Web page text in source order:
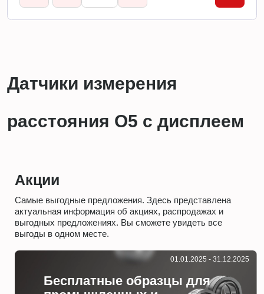
Датчики измерения
расстояния О5 с дисплеем
Акции
Самые выгодные предложения. Здесь представлена
актуальная информация об акциях, распродажах и
выгодных предложениях. Вы сможете увидеть все
выгоды в одном месте.
Бесплатные образцы для
01.01.2025 - 31.12.2025